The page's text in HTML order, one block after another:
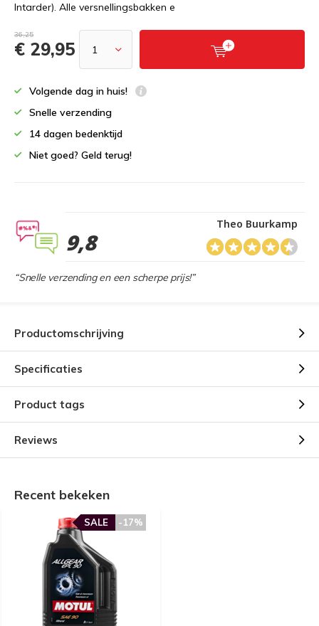
Intarder). Alle versnellingsbakken e
36,25
€ 29,95
Volgende dag in huis!
Snelle verzending
14 dagen bedenktijd
Niet goed? Geld terug!
9,8
Theo Buurkamp
“Snelle verzending en een scherpe prijs!”
Productomschrijving
Specificaties
Product tags
Reviews
Recent bekeken
-17%
SALE